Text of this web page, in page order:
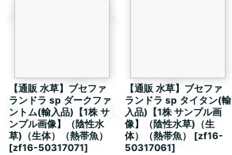
【通販 水草】ブセファ
ランドラ sp ダークファ
ントム(輸入品)【1株 サ
ンプル画像】（陰性水
草)（生体）（熱帯魚）
[zf16-50317071]
【通販 水草】ブセファ
ランドラ sp タイタン(輸
入品)【1株 サンプル画
像】（陰性水草)（生
体）（熱帯魚）
[zf16-
50317061]